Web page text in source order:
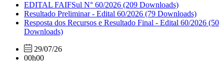
EDITAL FAIFSul N° 60/2026 (209 Downloads)
Resultado Preliminar - Edital 60/2026 (79 Downloads)
Resposta dos Recursos e Resultado Final - Edital 60/2026 (50
Downloads)
29/07/26
00h00